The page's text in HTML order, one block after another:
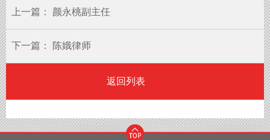
上一篇： 颜永桃副主任
下一篇： 陈娥律师
返回列表